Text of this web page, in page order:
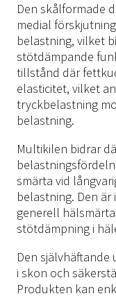
Den skålformade
medial
belastning, vilket
stötdämpande
tillstånd där
elasticitet, vilket
tryckbelastning
belastning.
Multikilen bidrar
smärta vid
belastning. Den
generell
stötdämpning i
Den självhäftande
i skon och
Produkten kan